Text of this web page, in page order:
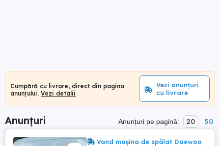
Cumpără cu livrare, direct din pagina
anunțului. Vezi detalii
Vezi anunțuri
cu livrare
Anunțuri Anunțuri pe pagină: 20 50
Vand mașina de spălat Daewoo